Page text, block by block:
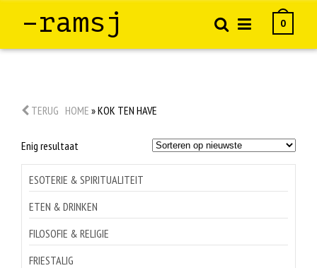
–ramsj 0
TERUG HOME »KOK TEN HAVE
Enig resultaat
ESOTERIE & SPIRITUALITEIT
ETEN & DRINKEN
FILOSOFIE & RELIGIE
FRIESTALIG